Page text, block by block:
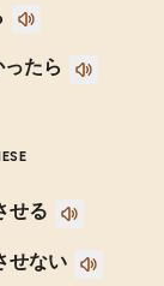
たら
せる
せない